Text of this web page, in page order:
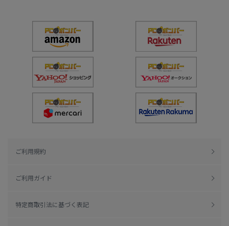
ご利用規約
ご利用ガイド
特定商取引法に基づく表記